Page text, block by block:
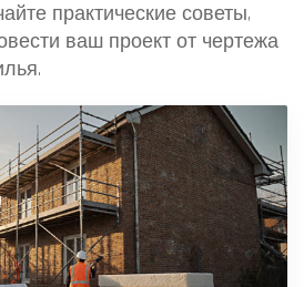
практические советы,
ваш проект от чертежа